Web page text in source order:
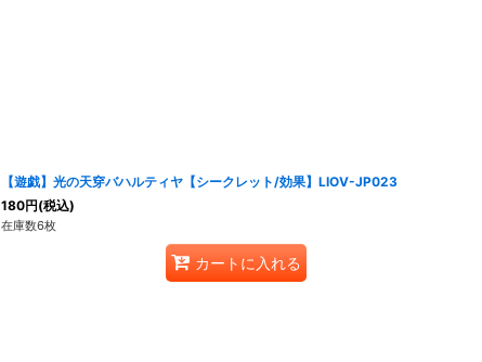
【遊戯】光の天穿バハルティヤ【シークレット/効果】LIOV-JP023
180円(税込)
在庫数6枚
カートに入れる